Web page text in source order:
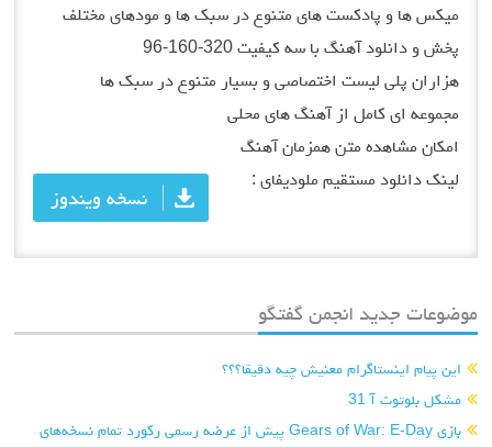
میکس ها و پادکست های متنوع در سبک ها و مودهای مختلف
پخش و دانلود آهنگ با سه کیفیت 320-160-96
هزاران پلی لیست اختصاصی و بسیار متنوع در سبک ها
مجموعه ای کامل از آهنگ های محلی
امکان مشاهده متن همزمان آهنگ
لینک دانلود مستقیم ملودیفای :
نسخه ویندوز
موضوعات جدید انجمن گفتگو
این پیام اینستاگرام معنیش چیه دقیقا؟؟؟
مشکل بلوتوث آ 31
بازی Gears of War: E-Day پیش از عرضه رسمی رکورد تمام نسخه‌های